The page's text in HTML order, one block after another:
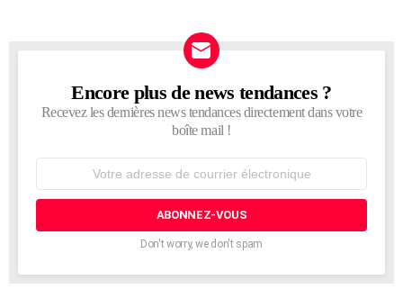
NEWSLETTER
Encore plus de news tendances ?
Recevez les dernières news tendances directement dans votre
boîte mail !
courrier
Don't worry, we don't spam